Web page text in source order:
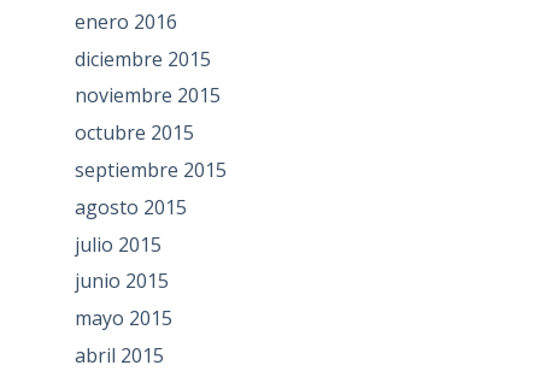
enero 2016
diciembre 2015
noviembre 2015
octubre 2015
septiembre 2015
agosto 2015
julio 2015
junio 2015
mayo 2015
abril 2015